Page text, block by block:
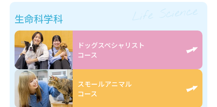
生命科学科 Life Science
ドッグスペシャリスト
コース
スモールアニマル
コース